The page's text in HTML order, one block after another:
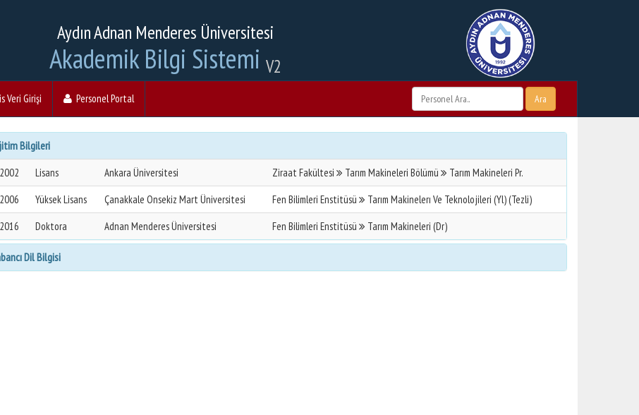
Aydın Adnan Menderes Üniversitesi
Akademik Bilgi Sistemi V2
Veri Girişi Personel Portal Ara
Bilgileri
Lisans Ankara Üniversitesi Ziraat Fakültesi Tarım Makineleri Bölümü
Tarım Makineleri Pr.
Yüksek Lisans Çanakkale Onsekiz Mart Üniversitesi Fen Bilimleri Enstitüsü
Tarım Makinelerı Ve Teknolojileri (Yl) (Tezli)
Doktora Adnan Menderes Üniversitesi Fen Bilimleri Enstitüsü Tarım Makineleri (Dr)
Dil Bilgisi